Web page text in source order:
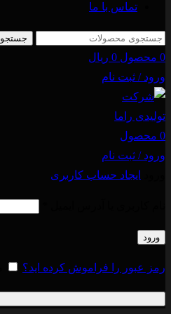
تماس با ما
جستجو
0 محصول 0 ریال
ورود / ثبت نام
0 محصول
ورود / ثبت نام
ایجاد حساب کاربری
ورود
رمز عبور را فراموش کرده اید؟